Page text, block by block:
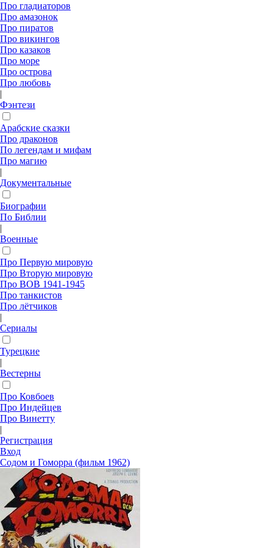
Про гладиаторов
Про амазонок
Про пиратов
Про викингов
Про казаков
Про море
Про острова
Про любовь
|
Фэнтези
Арабские сказки
Про драконов
По легендам и мифам
Про магию
|
Документальные
Биографии
По Библии
|
Военные
Про Первую мировую
Про Вторую мировую
Про ВОВ 1941-1945
Про танкистов
Про лётчиков
|
Сериалы
Турецкие
|
Вестерны
Про Ковбоев
Про Индейцев
Про Винетту
|
Регистрация
Вход
Содом и Гоморра (фильм 1962)